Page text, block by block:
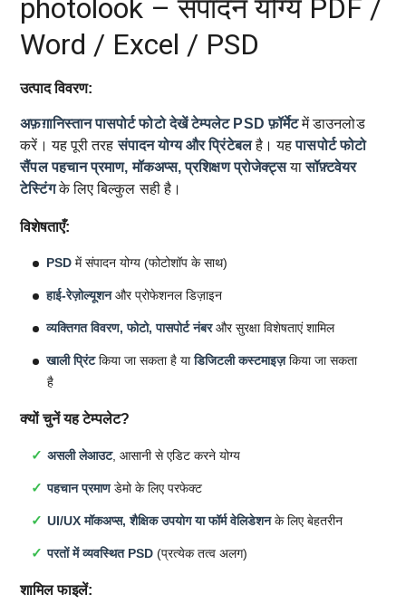
photolook – संपादन योग्य PDF /
Word / Excel / PSD
उत्पाद विवरण:
अफ़ग़ानिस्तान पासपोर्ट फोटो देखें टेम्पलेट PSD फ़ॉर्मेटमें डाउनलोड
करें। यह पूरी तरहसंपादन योग्य और प्रिंटेबलहै। यहपासपोर्ट फोटो
सैंपल पहचान प्रमाण, मॉकअप्स, प्रशिक्षण प्रोजेक्ट्सयासॉफ़्टवेयर
टेस्टिंगके लिए बिल्कुल सही है।
विशेषताएँ:
PSD में संपादन योग्य (फोटोशॉप के साथ)
हाई-रेज़ोल्यूशनऔर प्रोफेशनल डिज़ाइन
व्यक्तिगत विवरण, फोटो, पासपोर्ट नंबरऔर सुरक्षा विशेषताएं शामिल
खाली प्रिंटकिया जा सकता है याडिजिटली कस्टमाइज़किया जा सकता
है
क्यों चुनें यह टेम्पलेट?
असली लेआउट, आसानी से एडिट करने योग्य
पहचान प्रमाणडेमो के लिए परफेक्ट
UI/UX मॉकअप्स, शैक्षिक उपयोग या फॉर्म वेलिडेशनके लिए बेहतरीन
परतों में व्यवस्थित PSD (प्रत्येक तत्व अलग)
शामिल फाइलें: